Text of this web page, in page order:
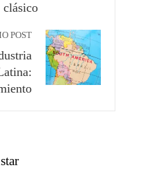
clásico
POST